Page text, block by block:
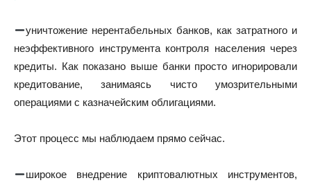
уничтожение нерентабельных банков, как затратного и
неэффективного инструмента контроля населения через
кредиты. Как показано выше банки просто игнорировали
кредитование, занимаясь чисто умозрительными
операциями с казначейским облигациями.
Этот процесс мы наблюдаем прямо сейчас.
широкое внедрение криптовалютных инструментов,